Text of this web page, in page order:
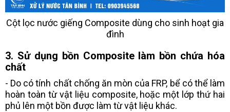
Cột lọc nước giếng Composite dùng cho sinh hoạt gia
đình
3. Sử dụng bồn Composite làm bồn chứa hóa
chất
- Do có tính chất chống ăn mòn của FRP, bể có thể làm
hoàn toàn từ vật liệu composite, hoặc một lớp thứ hai
phủ lên một bồn được làm từ vật liệu khác.